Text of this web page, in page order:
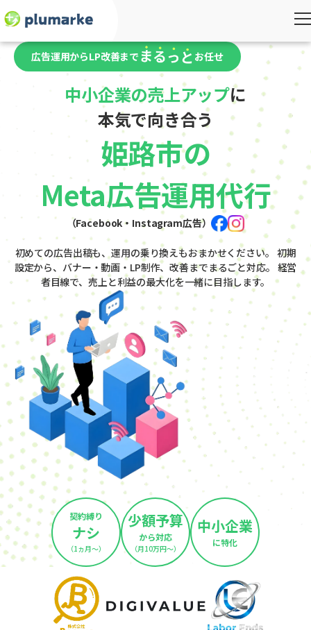
広告運用からLP改善まで お任せ
中小企業の売上アップに
本気で向き合う
姫路市の
Meta広告運用代行
（Facebook・Instagram広告）
初めての広告出稿も、運用の乗り換えもおまかせください。 初期
設定から、バナー・動画・LP制作、改善までまるごと対応。 経営
者目線で、売上と利益の最大化を一緒に目指します。
契約縛り
ナシ
（1ヵ月～）
少額予算
から対応
（月10万円～）
中小企業
に特化